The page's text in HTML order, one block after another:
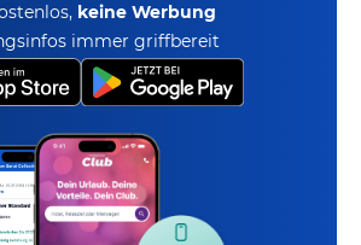
keine Werbung
immer griffbereit